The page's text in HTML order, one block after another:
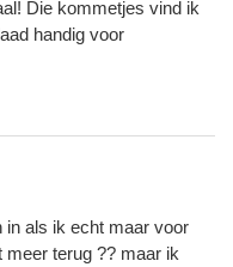
Die kommetjes vind ik
handig voor
in als ik echt maar voor
meer terug ?? maar ik